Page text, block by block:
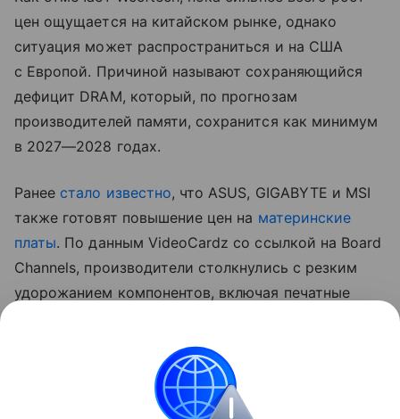
цен ощущается на китайском рынке, однако
ситуация может распространиться и на США
с Европой. Причиной называют сохраняющийся
дефицит DRAM, который, по прогнозам
производителей памяти, сохранится как минимум
в 2027—2028 годах.
Ранее стало известно, что ASUS, GIGABYTE и MSI
также готовят повышение цен на материнские
платы. По данным VideoCardz со ссылкой на Board
Channels, производители столкнулись с резким
удорожанием компонентов, включая печатные
На ситуацию также влияет снижение спроса
на новые ПК, из-за чего компаниям приходится
компенсировать рост издержек повышением